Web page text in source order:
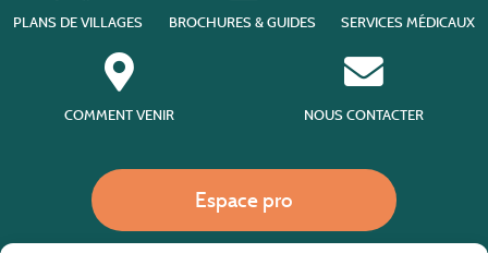
PLANS DE VILLAGES BROCHURES & GUIDES SERVICES MÉDICAUX
COMMENT VENIR NOUS CONTACTER
Espace pro